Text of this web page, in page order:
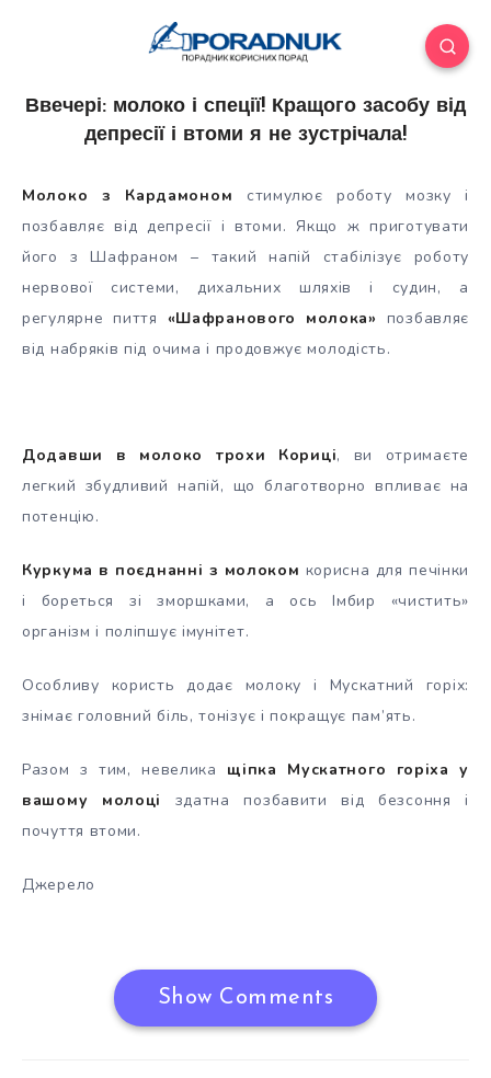
Ввечері: молоко і спеції! Кращого засобу від
депресії і втоми я не зустрічала!
Молоко з Кардамоном стимулює роботу мозку і
позбавляє від депресії і втоми. Якщо ж приготувати
його з Шафраном – такий напій стабілізує роботу
нервової системи, дихальних шляхів і судин, а
регулярне пиття «Шафранового молока» позбавляє
від набряків під очима і продовжує молодість.
Додавши в молоко трохи Кориці, ви отримаєте
легкий збудливий напій, що благотворно впливає на
потенцію.
Куркума в поєднанні з молоком корисна для печінки
і бореться зі зморшками, а ось Імбир «чистить»
організм і поліпшує імунітет.
Особливу користь додає молоку і Мускатний горіх:
знімає головний біль, тонізує і покращує пам’ять.
Разом з тим, невелика щіпка Мускатного горіха у
вашому молоці
здатна позбавити від безсоння і
почуття втоми.
Джерело
Show Comments